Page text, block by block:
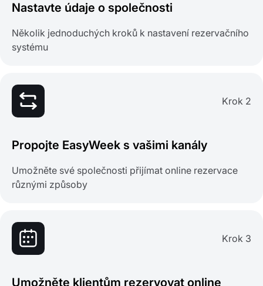
Nastavte údaje o společnosti
Několik jednoduchých kroků k nastavení rezervačního
systému
Krok 2
Propojte EasyWeek s vašimi kanály
Umožněte své společnosti přijímat online rezervace
různými způsoby
Krok 3
Umožněte klientům rezervovat online